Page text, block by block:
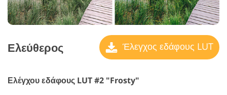
Ελεύθερος Έλεγχος εδάφους LUT
Ελέγχου εδάφους LUT #2 "Frosty"